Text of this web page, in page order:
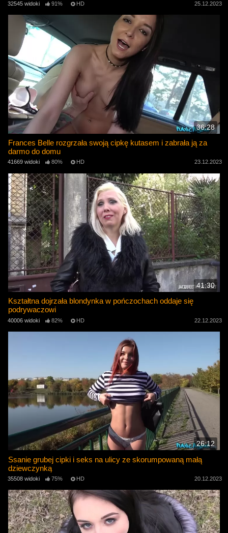
32545 widoki 91% HD 25.12.2023
36:28
Frances Belle rozgrzała swoją cipkę kutasem i zabrała ją za
darmo do domu
41669 widoki 80% HD 23.12.2023
41:30
Kształtna dojrzała blondynka w pończochach oddaje się
podrywaczowi
40006 widoki 82% HD 22.12.2023
26:12
Ssanie grubej cipki i seks na ulicy ze skorumpowaną małą
dziewczynką
35508 widoki 75% HD 20.12.2023